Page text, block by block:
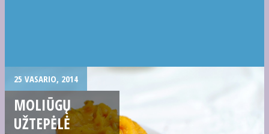
25 VASARIO, 2014
MOLIŪGŲ
UŽTEPĖLĖ